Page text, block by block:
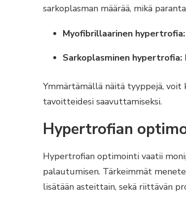
sarkoplasman määrää, mikä
Myofibrillaarinen hypertrofia:
Sarkoplasminen hypertrofia:
Ymmärtämällä näitä tyyppejä,
tavoitteidesi saavuttamiseksi.
Hypertrofian
Hypertrofian optimointi vaatii
palautumisen. Tärkeimmät
lisätään asteittain, sekä riittävän